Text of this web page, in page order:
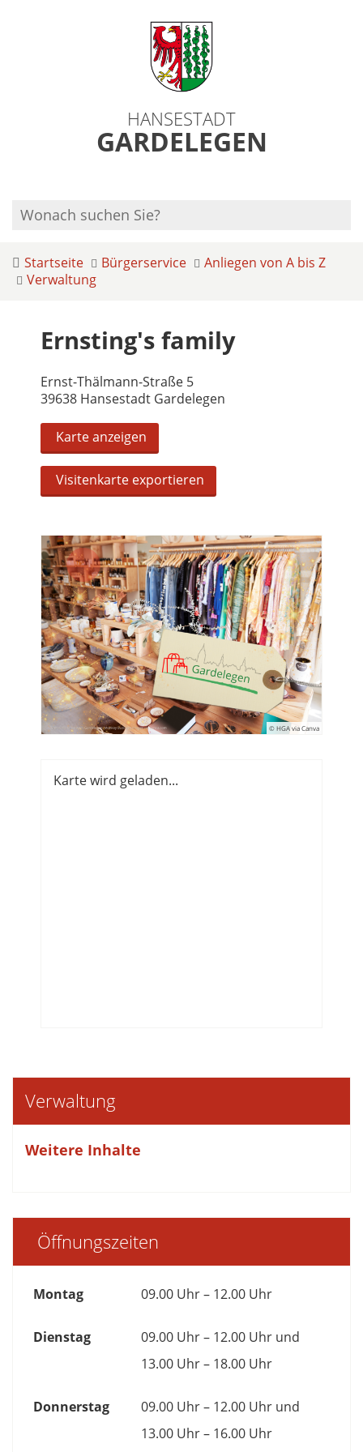
HANSESTADT
GARDELEGEN
Startseite Bürgerservice
Anliegen von A bis Z
Verwaltung
Ernsting's family
Ernst-Thälmann-Straße 5
39638 Hansestadt Gardelegen
Karte anzeigen
Visitenkarte exportieren
© HGA via Canva
Karte wird geladen...
Verwaltung
Weitere Inhalte
Öffnungszeiten
Montag 09.00 Uhr – 12.00 Uhr
Dienstag
09.00 Uhr – 12.00 Uhr und
13.00 Uhr – 18.00 Uhr
Donnerstag
09.00 Uhr – 12.00 Uhr und
13.00 Uhr – 16.00 Uhr